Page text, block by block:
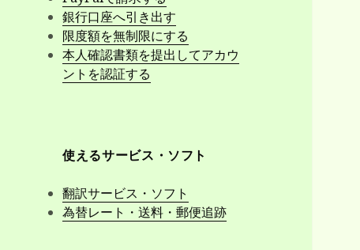
銀行口座へ引き出す
限度額を無制限にする
本人確認書類を提出してアカウ
ントを認証する
使えるサービス・ソフト
翻訳サービス・ソフト
為替レート・送料・郵便追跡